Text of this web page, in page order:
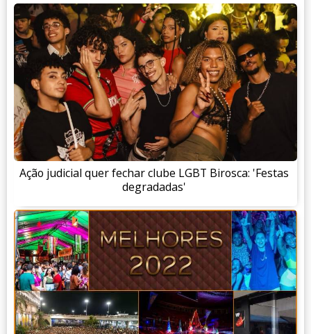
Ação judicial quer fechar clube LGBT Birosca: 'Festas
degradadas'